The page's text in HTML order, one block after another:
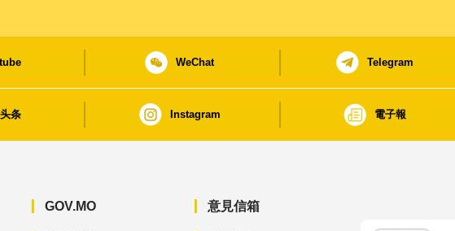
WeChat Telegram
条 Instagram 電子報
GOV.MO 意見信箱